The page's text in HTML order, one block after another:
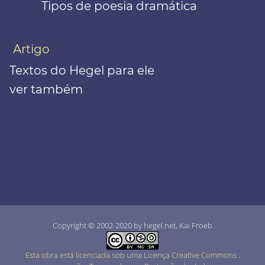
Tipos de poesia dramática
Artigo
Textos do Hegel para ele
ver também
Copyright © 2002-2020 by hegel.net, Kai Froeb
Esta obra está licenciada sob uma Licença Creative Commons .